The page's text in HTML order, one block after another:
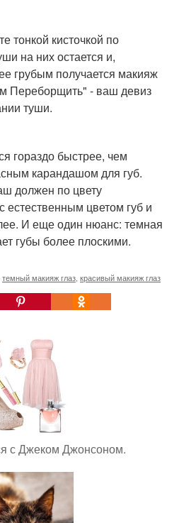
тонкой кисточкой по
на них остается и,
грубым получается макияж
Переборщить" - ваш девиз
туши.
гораздо быстрее, чем
карандашом для губ.
должен по цвету
естественным цветом губ и
И еще один нюанс: темная
губы более плоскими.
темный макияж глаз красивый макияж глаз
с Джеком Джонсоном.